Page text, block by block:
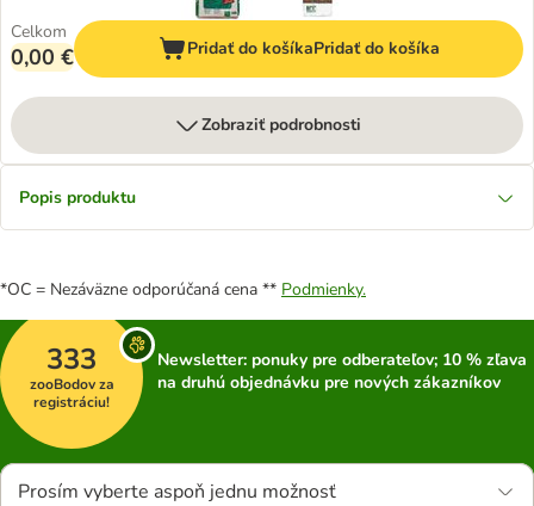
Celkom
0,00 € Pridať do košíkaPridať do košíka
Zobraziť podrobnosti
Popis produktu
*OC = Nezáväzne odporúčaná cena ** Podmienky.
333
zooBodov za
registráciu!
Newsletter: ponuky pre odberateľov; 10 % zľava
na druhú objednávku pre nových zákazníkov
Prosím vyberte aspoň jednu možnosť